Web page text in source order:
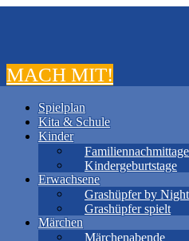
MACH MIT!
Spielplan
Kita & Schule
Kinder
Familiennachmittage
Kindergeburtstage
Erwachsene
Grashüpfer by Night
Grashüpfer spielt
Märchen
Märchenabende